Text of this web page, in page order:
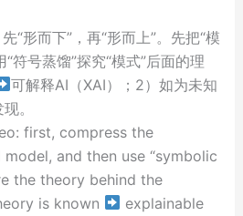
“形而下”，再“形而上”。先把“模
符号蒸馏”探究“模式”后面的理
可解释AI（XAI）；2）如为未知
。
first, compress the
and then use “symbolic
the theory behind the
is known
explainable